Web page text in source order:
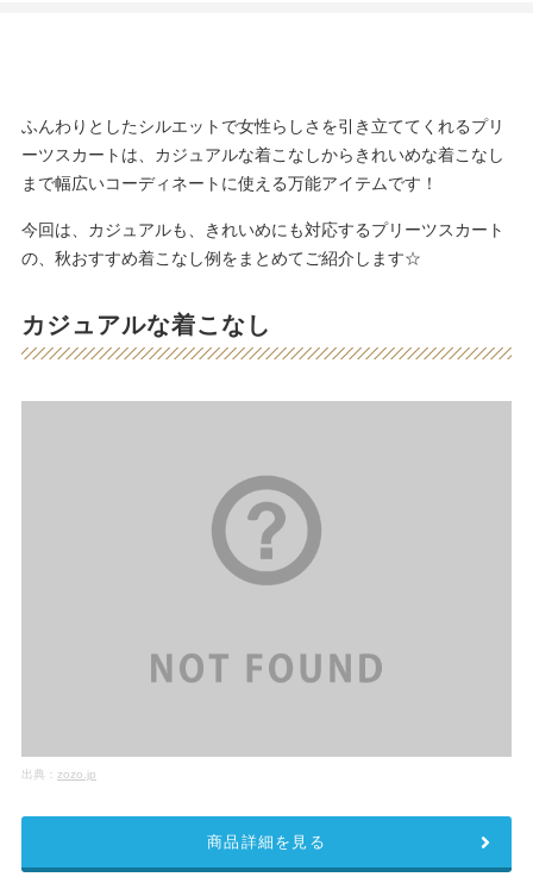
ふんわりとしたシルエットで女性らしさを引き立ててくれるプリ
ーツスカートは、カジュアルな着こなしからきれいめな着こなし
まで幅広いコーディネートに使える万能アイテムです！
今回は、カジュアルも、きれいめにも対応するプリーツスカート
の、秋おすすめ着こなし例をまとめてご紹介します☆
カジュアルな着こなし
出典： zozo.jp
商品詳細を見る